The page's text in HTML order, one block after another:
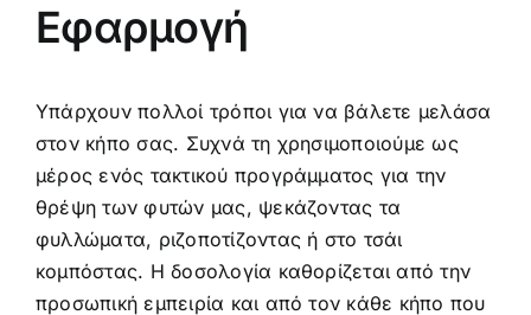
Εφαρμογή
Υπάρχουν πολλοί τρόποι για να βάλετε μελάσα
στον κήπο σας. Συχνά τη χρησιμοποιούμε ως
μέρος ενός τακτικού προγράμματος για την
θρέψη των φυτών μας, ψεκάζοντας τα
φυλλώματα, ριζοποτίζοντας ή στο τσάι
κομπόστας. Η δοσολογία καθορίζεται από την
προσωπική εμπειρία και από τον κάθε κήπο που